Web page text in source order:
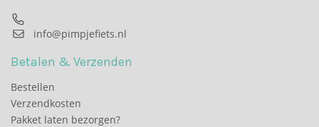
info@pimpjefiets.nl
Betalen & Verzenden
Bestellen
Verzendkosten
Pakket laten bezorgen?